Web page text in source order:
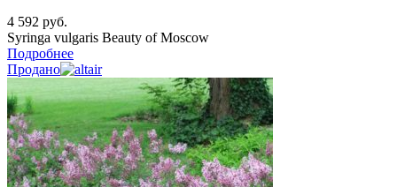
4 592 руб.
Syringa vulgaris Beauty of Moscow
Подробнее
Продано